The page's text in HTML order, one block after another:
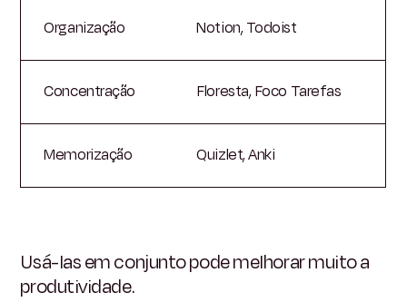
Organização Notion, Todoist
Concentração Floresta, Foco Tarefas
Memorização Quizlet, Anki
Usá-las em conjunto pode melhorar muito a
produtividade.